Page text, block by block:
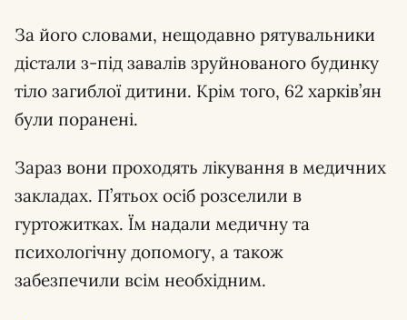
За його словами, нещодавно рятувальники
дістали з-під завалів зруйнованого будинку
тіло загиблої дитини. Крім того, 62 харків’ян
були поранені.
Зараз вони проходять лікування в медичних
закладах. П’ятьох осіб розселили в
гуртожитках. Їм надали медичну та
психологічну допомогу, а також
забезпечили всім необхідним.